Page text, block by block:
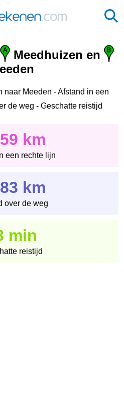
Meedhuizen en
naar Meeden - Afstand in een
de weg - Geschatte reistijd
km
een rechte lijn
km
over de weg
min
reistijd